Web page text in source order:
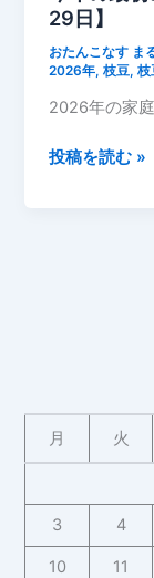
い
る
年
5
月
6
29日】
おたんこなす ま
2026年,枝豆,枝
2026年の家
今
購
【2026
年
投稿を読む »
月 火
3 4
10 11